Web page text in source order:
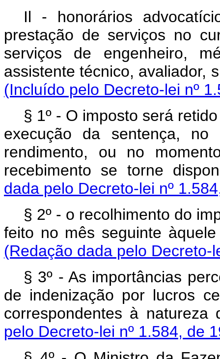
Il - honorários
prestação de serviços no
serviços de engenheiro,
assistente técnico, avaliador,
(Incluído pelo Decreto-lei nº
§ 1º - O imposto será
execução da sentença,
rendimento, ou no
recebimento se torne
dada pelo Decreto-lei nº
§ 2º - o recolhimento do
feito no mês seguinte
(Redação dada pelo Decreto-
§ 3º - As importâncias
de indenização por lucros
correspondentes à
pelo Decreto-lei nº 1.584, de